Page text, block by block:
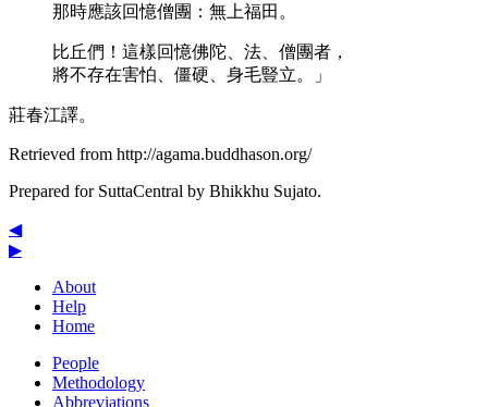
那時應該回憶僧團：無上福田。
比丘們！這樣回憶佛陀、法、僧團者，
將不存在害怕、僵硬、身毛豎立。」
莊春江譯。
Retrieved from http://agama.buddhason.org/
Prepared for SuttaCentral by Bhikkhu Sujato.
◀
▶
About
Help
Home
People
Methodology
Abbreviations